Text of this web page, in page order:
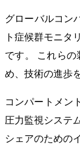
グローバルコン
ト症候群モニタ
です。 これら
め、技術の進歩
コンパートメン
圧力監視システ
シェアのための